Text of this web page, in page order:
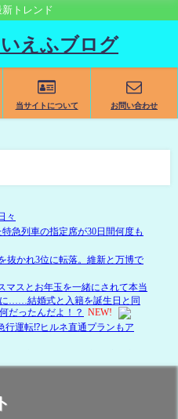
トレンド
えふブログ
当サイトについて お問い合わせ